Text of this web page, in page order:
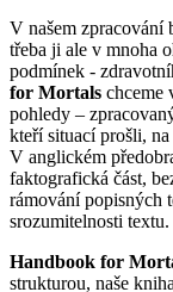
V našem zpracování
třeba ji ale v mnoha
podmínek -
for Mortals chceme
pohledy –
kteří situací prošli,
V anglickém
faktografická část,
rámování popisných
srozumitelnosti textu.
Handbook for
strukturou, naše